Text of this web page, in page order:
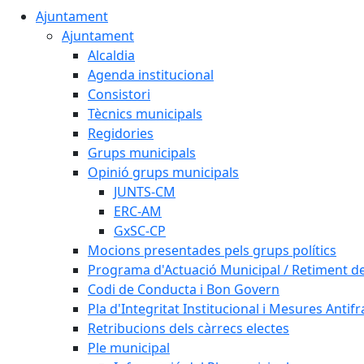
Ajuntament
Ajuntament
Alcaldia
Agenda institucional
Consistori
Tècnics municipals
Regidories
Grups municipals
Opinió grups municipals
JUNTS-CM
ERC-AM
GxSC-CP
Mocions presentades pels grups polítics
Programa d'Actuació Municipal / Retiment
Codi de Conducta i Bon Govern
Pla d'Integritat Institucional i Mesures
Retribucions dels càrrecs electes
Ple municipal